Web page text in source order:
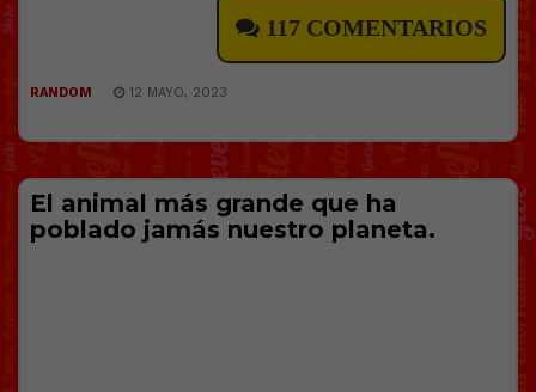
117 COMENTARIOS
RANDOM 12 MAYO, 2023
El animal más grande que ha
poblado jamás nuestro planeta.